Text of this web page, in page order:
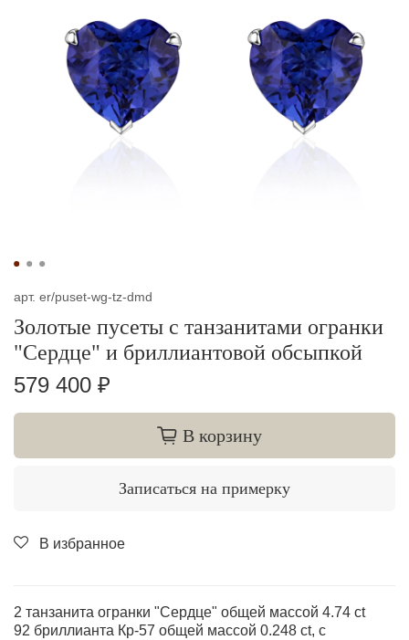
арт. er/puset-wg-tz-dmd
Золотые пусеты с танзанитами огранки
"Сердце" и бриллиантовой обсыпкой
579 400 ₽
В корзину
Записаться на примерку
В избранное
2 танзанита огранки "Сердце" общей массой 4.74 ct
92 бриллианта Кр-57 общей массой 0.248 ct, с